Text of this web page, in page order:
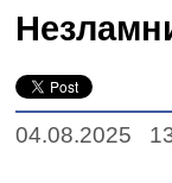
04.08.2025